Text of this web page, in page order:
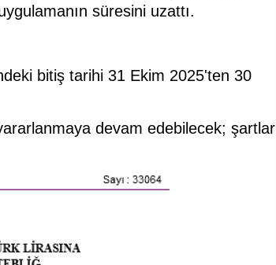
süresini uzattı.
bitiş tarihi 31 Ekim 2025'ten 30
devam edebilecek; şartlar